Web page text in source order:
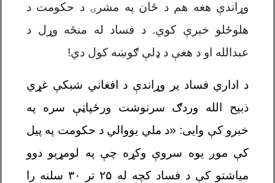
وړاندې هغه هم د ځان په مشرۍ د حکومت د
هلوځلو خبرې کوي. د فساد له منځه وړل د
عبدالله او د هغې د ډلې ګوښه کول دي!
د اداري فساد پر وړاندې د افغاني شبکې غړي
ذبیح الله وردګ سرنوشت ورځپاڼې سره په
خبرو کې و ايی: «د ملي یووالي د حکومت په پیل
کې موږ یوه سروې وکړه چې په لومړیو دوو
میاشتو کې د فساد کچه له ۲۵ تر ۳۰سلنه را